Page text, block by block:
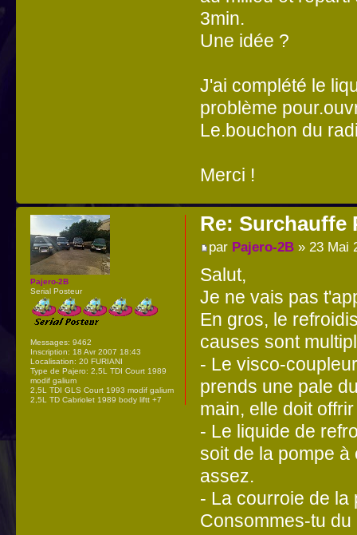
3min.
Une idée ?
J'ai complété le
problème
Le.bouchon du
Merci !
Re: Surchauffe
par Pajero-2B» 23 Mai
Salut,
Je ne vais pas
En gros, le
causes sont
- Le visco-
prends une pale
main, elle doit
- Le liquide de
soit de la pompe
assez.
- La courroie de la
Consommes-tu du
Pajero-2B
Serial Posteur
Messages: 9462
Inscription: 18 Avr 2007 18:43
Localisation: 20 FURIANI
Type de Pajero: 2,5L TDI Court 1989
modif galium
2,5L TDI GLS Court 1993 modif galium
2,5L TD Cabriolet 1989 body liftt +7